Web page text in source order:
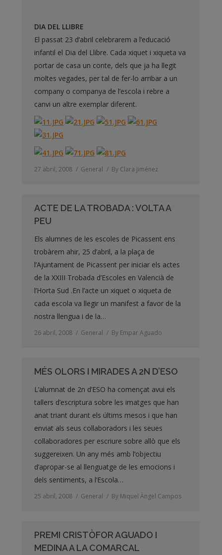
DIA DEL LLIBRE
El passat 23 d’abril celebrarem a l’educació
infantil el Dia del Llibre. Cada xiquet i xiqueta va
portar de casa un conte, dels que ja ha llegit
moltes vegades, per tal de fer-lo arribar a un
company o companya de l’escola i rebre a
canvi un altre exemplar diferent.
27 abril, 2008 General By Clara Jiménez
ACTE DE LA TROBADA : VOLTA A
PEU
Els alumnes de les escoles de Picassent ens
trobàrem ahir, 25 d’abril, a la plaça de
l’Ajuntament de Picassent per iniciar els actes
de la XXIII Trobada d’Escoles en Valencià de
l’Horta Sud .En l’acte un xiquet o xiqueta de
cada escola va llegir un manifest a favor de la
nostra llengua i de la…
26 abril, 2008 General By Empar Aguado
MÉS OLORS I MIRADES A 2N D’ESO
L’alumnat de 2n d’ESO ha començat avui els
tallers d’escriptura sobre les imatges que han
anat triant durant els últims mesos i que han
enviat als seus col·laboradors i les seues
col·laboradores per escriure sobre allò que els
suggereixen. Un any més amb l’objectiu
d’apropar-se al llenguatge de les emocions i
dels sentiments, a l’Escola…
25 abril, 2008 General By Miquel Àngel Campos
PREMI CRISTÒFOR AGUADO I
MEDINA A LA COMARCAL